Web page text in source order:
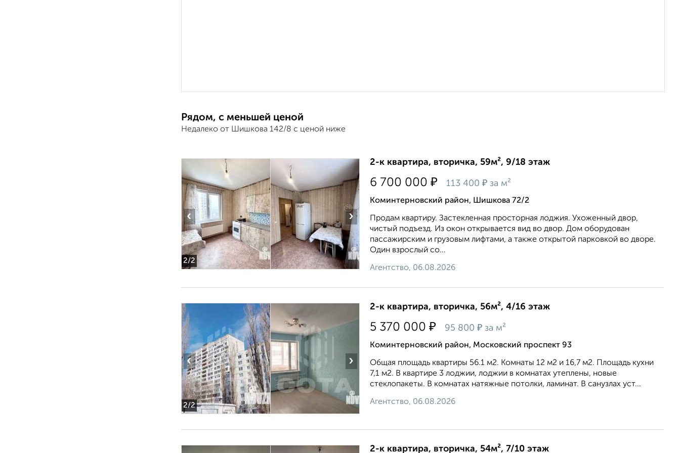
Рядом, с меньшей ценой
Недалеко от Шишкова 142/8 с ценой ниже
2/2
‹ ›
2-к квартира, вторичка, 59м², 9/18 этаж
6 700 000 ₽ 113 400 ₽ за м²
Коминтерновский район, Шишкова 72/2
Продам квартиру. Застекленная просторная лоджия. Ухоженный двор,
чистый подъезд. Из окон открывается вид во двор. Дом оборудован
пассажирским и грузовым лифтами, а также открытой парковкой во дворе.
Один взрослый со...
Агентство, 06.08.2026
2/2
‹ ›
2-к квартира, вторичка, 56м², 4/16 этаж
5 370 000 ₽ 95 800 ₽ за м²
Коминтерновский район, Московский проспект 93
Общая площадь квартиры 56.1 м2. Комнаты 12 м2 и 16,7 м2. Площадь кухни
7,1 м2. В квартире 3 лоджии, лоджии в комнатах утеплены, новые
стеклопакеты. В комнатах натяжные потолки, ламинат. В санузлах уст...
Агентство, 06.08.2026
2-к квартира, вторичка, 54м², 7/10 этаж